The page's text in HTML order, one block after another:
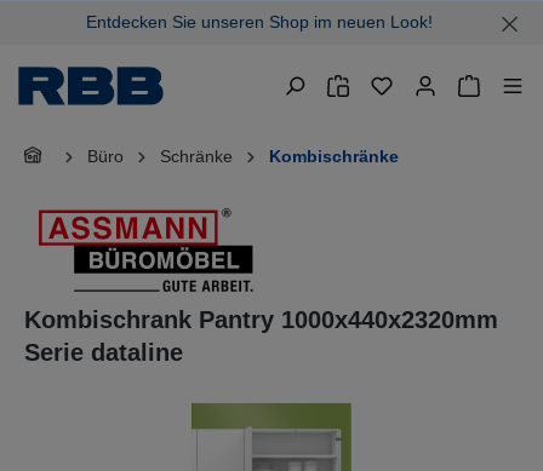
springenEntdecken Sie unseren Shop im neuen Look!
Büro Schränke Kombischränke
Kombischrank Pantry 1000x440x2320mm
Serie dataline